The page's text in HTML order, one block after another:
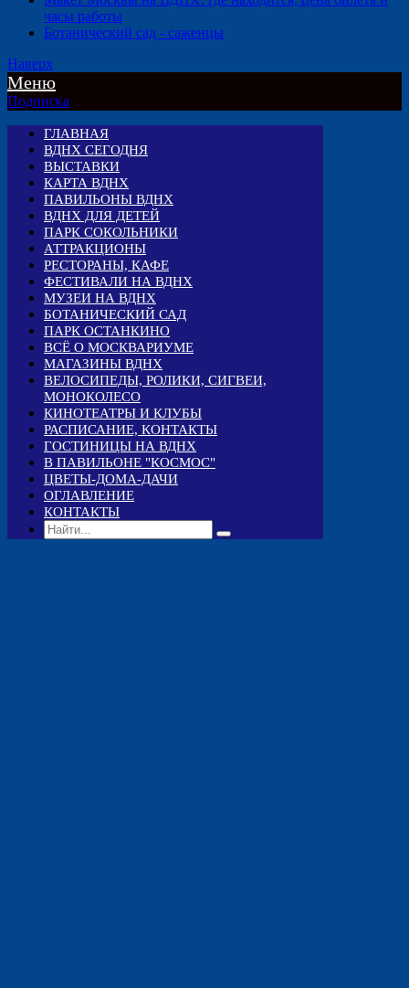
часы работы
Ботанический сад - саженцы
Наверх
Меню
Подписка
ГЛАВНАЯ
ВДНХ СЕГОДНЯ
ВЫСТАВКИ
КАРТА ВДНХ
ПАВИЛЬОНЫ ВДНХ
ВДНХ ДЛЯ ДЕТЕЙ
ПАРК СОКОЛЬНИКИ
АТТРАКЦИОНЫ
РЕСТОРАНЫ, КАФЕ
ФЕСТИВАЛИ НА ВДНХ
МУЗЕИ НА ВДНХ
БОТАНИЧЕСКИЙ САД
ПАРК ОСТАНКИНО
ВСЁ О МОСКВАРИУМЕ
МАГАЗИНЫ ВДНХ
ВЕЛОСИПЕДЫ, РОЛИКИ, СИГВЕИ,
МОНОКОЛЕСО
КИНОТЕАТРЫ И КЛУБЫ
РАСПИСАНИЕ, КОНТАКТЫ
ГОСТИНИЦЫ НА ВДНХ
В ПАВИЛЬОНЕ "КОСМОС"
ЦВЕТЫ-ДОМА-ДАЧИ
ОГЛАВЛЕНИЕ
КОНТАКТЫ